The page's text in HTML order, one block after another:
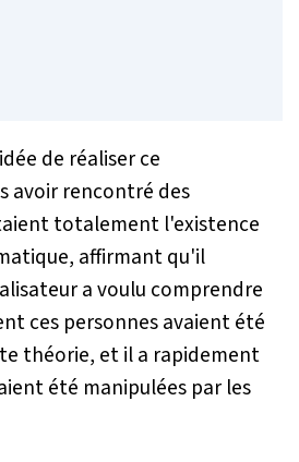
de réaliser ce
avoir rencontré des
totalement l'existence
affirmant qu'il
a voulu comprendre
ces personnes avaient été
théorie, et il a rapidement
été manipulées par les